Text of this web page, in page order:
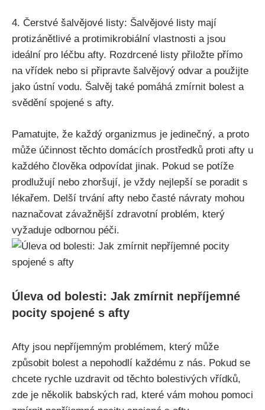
4. Čerstvé šalvějové listy: Šalvějové listy mají
protizánětlivé a protimikrobiální vlastnosti a jsou
ideální pro léčbu afty. Rozdrcené listy přiložte přímo​
na vřídek nebo si připravte šalvějový odvar a použijte
jako ⁣ústní vodu. Šalvěj také pomáhá zmírnit bolest a
svědění spojené s afty.
Pamatujte, že⁢ každý organizmus je jedinečný, a proto
může účinnost těchto domácích prostředků ⁢proti afty u
každého člověka odpovídat⁤ jinak. Pokud se potíže
prodlužují nebo zhoršují, je vždy nejlepší se poradit⁣ s
lékařem. Delší trvání afty nebo časté návraty mohou
naznačovat závažnější zdravotní⁢ problém, který
vyžaduje odbornou péči.
Úleva ‍od bolesti: Jak zmírnit nepříjemné
pocity spojené s afty
Afty jsou ‌nepříjemným ⁣problémem, který může
způsobit bolest a ⁣nepohodlí ⁢každému z ⁢nás. Pokud se
chcete rychle ⁢uzdravit od těchto bolestivých vřídků,
zde je několik babských rad, které⁣ vám mohou pomoci